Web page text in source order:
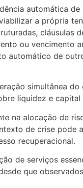
automática de
a própria
cláusulas
ou vencimento
automático de
simultânea do
liquidez e capital
na alocação de
de crise pode
recuperacional.
de serviços
que